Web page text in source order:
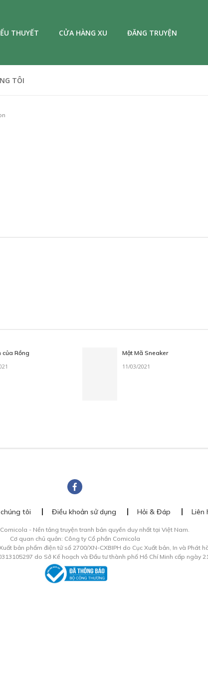
THUYẾT CỬA HÀNG XU ĐĂNG TRUYỆN
TÔI
của Rồng
Mật Mã Sneaker
chúng tôi Điều khoản sử dụng Hỏi & Đáp Liên
Comicola - Nền tảng truyện tranh bản quyền duy nhất tại Việt Nam.
Cơ quan chủ quản: Công ty Cổ phần Comicola
bản phẩm điện tử số 2700/XN-CXBIPH do Cục Xuất bản, In và Phát
do Sở Kế hoạch và Đầu tư thành phố Hồ Chí Minh cấp ngày